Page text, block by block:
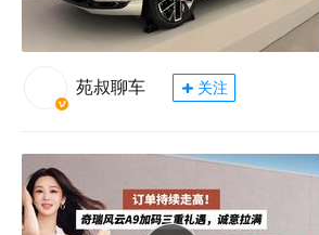
苑叔聊车 关注